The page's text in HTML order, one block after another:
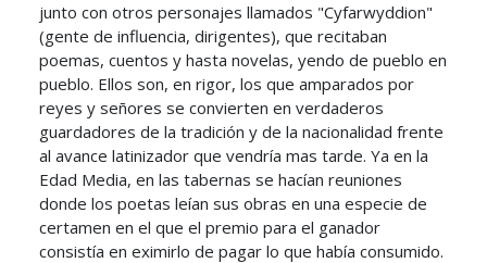
junto con otros personajes llamados "Cyfarwyddion"
(gente de influencia, dirigentes), que recitaban
poemas, cuentos y hasta novelas, yendo de pueblo en
pueblo. Ellos son, en rigor, los que amparados por
reyes y señores se convierten en verdaderos
guardadores de la tradición y de la nacionalidad frente
al avance latinizador que vendría mas tarde. Ya en la
Edad Media, en las tabernas se hacían reuniones
donde los poetas leían sus obras en una especie de
certamen en el que el premio para el ganador
consistía en eximirlo de pagar lo que había consumido.